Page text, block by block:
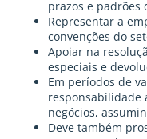
prazos e padrões
Representar a
convenções do
Apoiar na
especiais e
Em períodos de
responsabilidade
negócios,
Deve também